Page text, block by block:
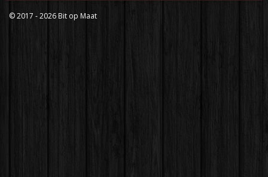
© 2017 - 2026 Bit op Maat